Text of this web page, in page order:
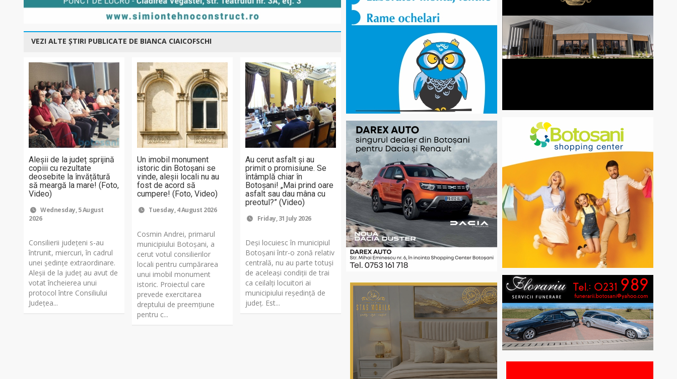
VEZI ALTE ȘTIRI PUBLICATE DE BIANCA CIAICOFSCHI
Aleșii de la județ sprijină
copiii cu rezultate
deosebite la învățătură
să meargă la mare! (Foto,
Video)
Wednesday, 5 August
2026
Consilierii județeni s-au
întrunit, miercuri, în cadrul
unei ședințe extraordinare.
Aleșii de la județ au avut de
votat încheierea unui
protocol între Consiliului
Județea...
Un imobil monument
istoric din Botoșani se
vinde, aleșii locali nu au
fost de acord să
cumpere! (Foto, Video)
Tuesday, 4 August 2026
Cosmin Andrei, primarul
municipiului Botoșani, a
cerut votul consilierilor
locali pentru cumpărarea
unui imobil monument
istoric. Proiectul care
prevede exercitarea
dreptului de preemțiune
pentru c...
Au cerut asfalt și au
primit o promisiune. Se
întâmplă chiar în
Botoșani! „Mai prind oare
asfalt sau dau mâna cu
preotul?” (Video)
Friday, 31 July 2026
Deși locuiesc în municipiul
Botoșani într-o zonă relativ
centrală, nu au parte totuși
de aceleași condiții de trai
ca ceilalți locuitori ai
municipiului reședință de
județ. Est...